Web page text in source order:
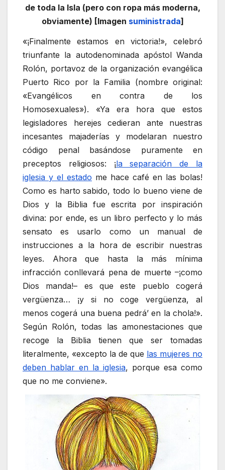
de toda la Isla (pero con ropa más moderna,
obviamente) [Imagen suministrada]
«¡Finalmente estamos en victoria!», celebró
triunfante la autodenominada apóstol Wanda
Rolón, portavoz de la organización evangélica
Puerto Rico por la Familia (nombre original:
«Evangélicos en contra de los
Homosexuales»). «Ya era hora que estos
legisladores herejes cedieran ante nuestras
incesantes majaderías y modelaran nuestro
código penal basándose puramente en
preceptos religiosos: ¡la separación de la
iglesia y el estado me hace café en las bolas!
Como es harto sabido, todo lo bueno viene de
Dios y la Biblia fue escrita por inspiración
divina: por ende, es un libro perfecto y lo más
sensato es usarlo como un manual de
instrucciones a la hora de escribir nuestras
leyes. Ahora que hasta la más mínima
infracción conllevará pena de muerte –¡como
Dios manda!– es que este pueblo cogerá
vergüenza… ¡y si no coge vergüenza, al
menos cogerá una buena pedrá’ en la chola!».
Según Rolón, todas las amonestaciones que
recoge la Biblia tienen que ser tomadas
literalmente, «excepto la de que las mujeres no
deben hablar en la iglesia, porque esa como
que no me conviene».